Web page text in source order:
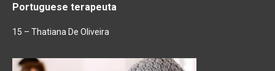
Portuguese terapeuta
15 – Thatiana De Oliveira